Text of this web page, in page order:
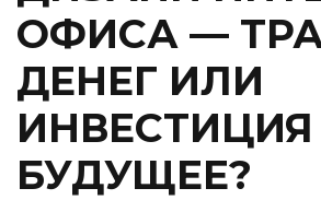
ОФИСА —
ДЕНЕГ ИЛИ
ИНВЕСТИЦИЯ
БУДУЩЕЕ?